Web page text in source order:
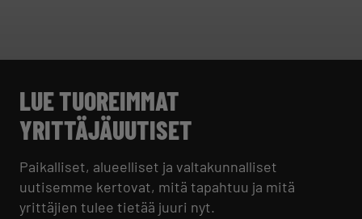
LUE TUOREIMMAT
YRITTÄJÄUUTISET
Paikalliset, alueelliset ja valtakunnalliset
uutisemme kertovat, mitä tapahtuu ja mitä
yrittäjien tulee tietää juuri nyt.